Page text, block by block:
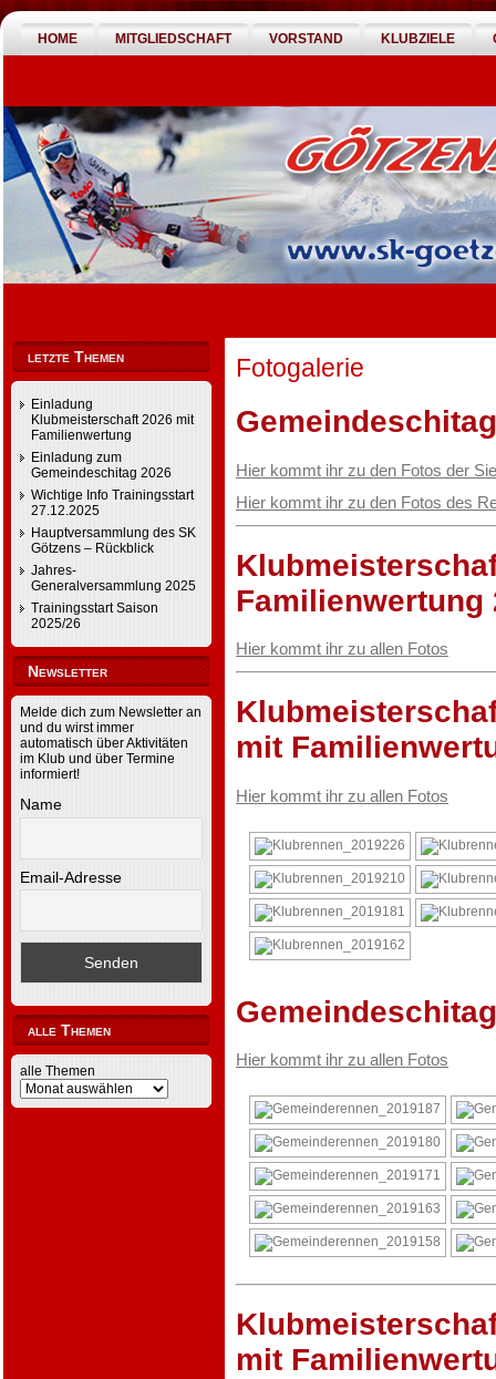
HOME MITGLIEDSCHAFT VORSTAND KLUBZIELE
letzte Themen
Einladung
Klubmeisterschaft 2026 mit
Familienwertung
Einladung zum
Gemeindeschitag 2026
Wichtige Info Trainingsstart
27.12.2025
Hauptversammlung des SK
Götzens – Rückblick
Jahres-
Generalversammlung 2025
Trainingsstart Saison
2025/26
Newsletter
Melde dich zum Newsletter an
und du wirst immer
automatisch über Aktivitäten
im Klub und über Termine
informiert!
Name
Email-Adresse
alle Themen
alle Themen
Fotogalerie
Hier kommt ihr zu den Fotos der
Hier kommt ihr zu den Fotos des
Familienwertung
Hier kommt ihr zu allen Fotos
mit
Hier kommt ihr zu allen Fotos
Hier kommt ihr zu allen Fotos
mit